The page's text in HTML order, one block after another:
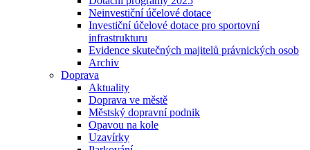
Neinvestiční účelové dotace
Investiční účelové dotace pro sportovní
infrastrukturu
Evidence skutečných majitelů právnických osob
Archiv
Doprava
Aktuality
Doprava ve městě
Městský dopravní podnik
Opavou na kole
Uzavírky